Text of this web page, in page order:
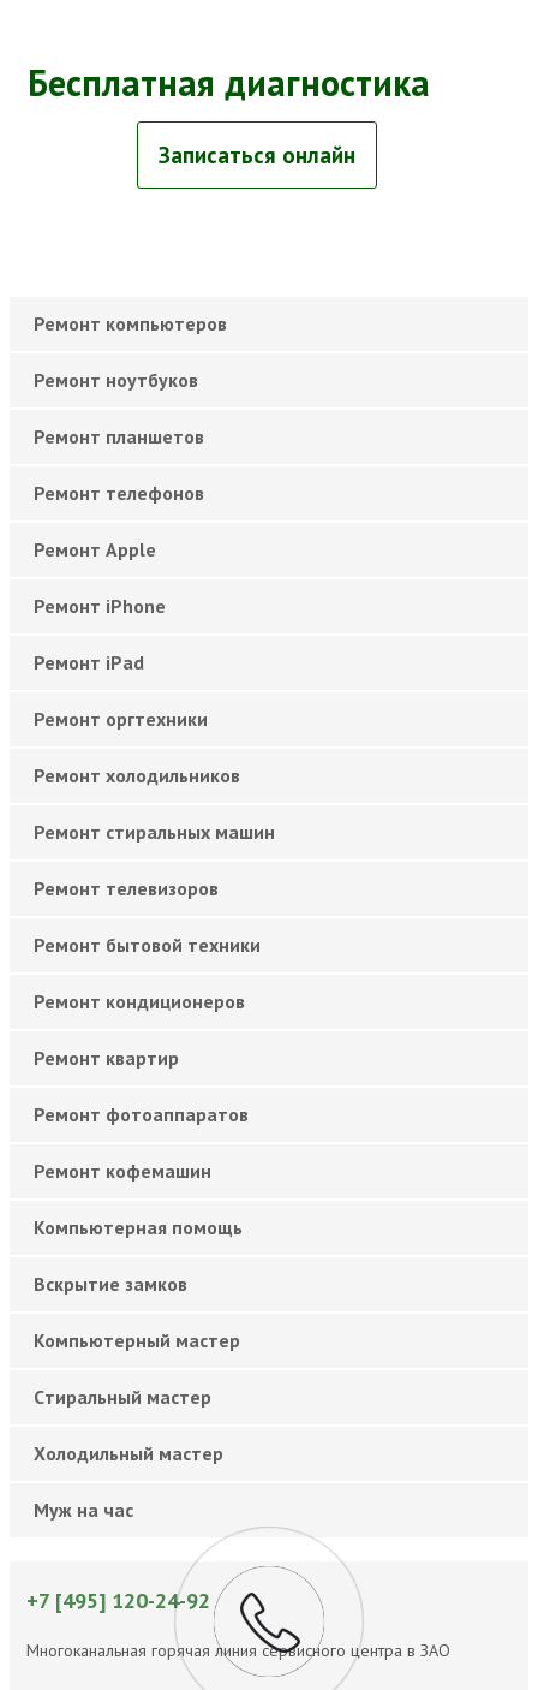
Бесплатная диагностика
Записаться онлайн
Ремонт компьютеров
Ремонт ноутбуков
Ремонт планшетов
Ремонт телефонов
Ремонт Apple
Ремонт iPhone
Ремонт iPad
Ремонт оргтехники
Ремонт холодильников
Ремонт стиральных машин
Ремонт телевизоров
Ремонт бытовой техники
Ремонт кондиционеров
Ремонт квартир
Ремонт фотоаппаратов
Ремонт кофемашин
Компьютерная помощь
Вскрытие замков
Компьютерный мастер
Cтиральный мастер
Холодильный мастер
Муж на час
+7 [495] 120-24-92
Многоканальная горячая линия сервисного центра в ЗАО